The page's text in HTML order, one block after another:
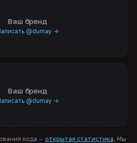
Ваш бренд
@dumay →
Ваш бренд
@dumay →
кода — открытая статистика. Мы